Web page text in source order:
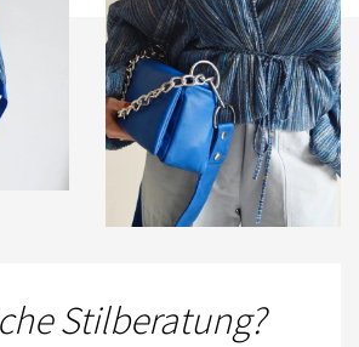
Stilberatung?